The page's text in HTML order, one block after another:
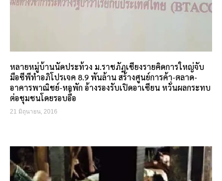
หลายหมู่บ้านนัดประท้วง ม.ราชภัฏเชียงรายคิดการใหญ่จับ
มือซีพีทำอภิโปรเจค 8.9 พันล้าน สร้างศูนย์การค้า-ตลาด-
อาคารพาณิชย์-หอพัก อ้างรองรับเปิดอาเซียน หวั่นผลกระทบ
ต่อชุมชนโดยรอบอื้อ
21 มิถุนายน, 2016